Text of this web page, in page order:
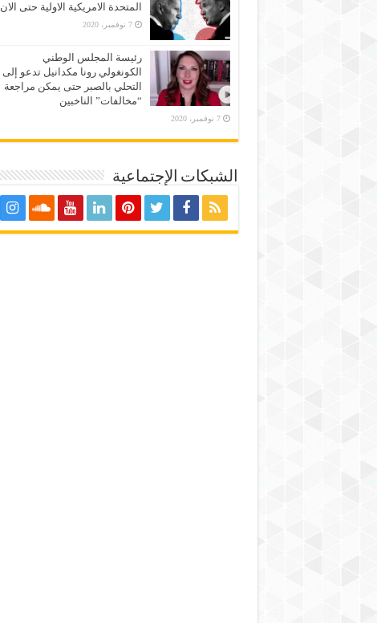
المتحدة الامريكية الاولية حتى الان
7 نوفمبر، 2020
رئيسة المجلس الوطني
الكونغولي رونا مكدانيل تدعو إلى
التحلي بالصبر حتى يمكن مراجعة
“مخالفات” الناخبين
7 نوفمبر، 2020
الشبكات الإجتماعية